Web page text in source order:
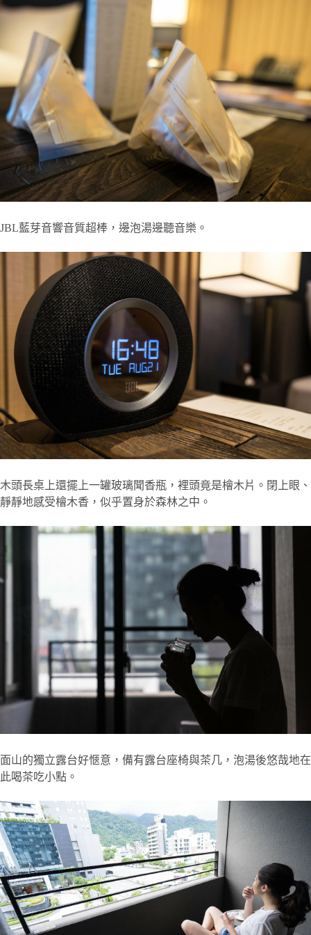
JBL藍芽音響音質超棒，邊泡湯邊聽音樂。
木頭長桌上還擺上一罐玻璃聞香瓶，裡頭竟是檜木片。閉上眼、
靜靜地感受檜木香，似乎置身於森林之中。
面山的獨立露台好愜意，備有露台座椅與茶几，泡湯後悠哉地在
此喝茶吃小點。